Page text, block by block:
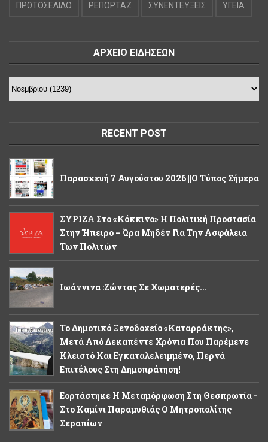
ΠΡΩΤΟΣΕΛΙΔΟ ΡΕΠΟΡΤΑΖ ΣΥΝΕΝΤΕΥΞΕΙΣ ΥΓΕΙΑ
ΑΡΧΕΙΟ ΕΙΔΗΣΕΩΝ
RECENT POST
Παρασκευή 7 Αυγούστου 2026 ||Ο Τύπος Σήμερα
ΣΥΡΙΖΑ Στο «κόκκινο» Η Πολιτική Προστασία
Στην Ήπειρο – Ώρα Μηδέν Για Την Ασφάλεια
Των Πολιτών
Ιωάννινα :Ζώντας Σε Χωματερές...
Το Δημοτικό Ξενοδοχείο «Καταρράκτης»,
Μετά Από Δεκαπέντε Χρόνια Που Παρέμενε
Κλειστό Και Εγκαταλελειμμένο, Περνά
Επιτέλους Στη Δημοπράτηση!
Εορτάστηκε Η Μεταμόρφωση Στη Θεσπρωτία -
Στο Καμίνι Παραμυθιάς Ο Μητροπολίτης
Σεραπίων